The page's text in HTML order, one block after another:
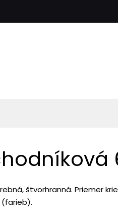
štvorhranná. Priemer
(farieb).